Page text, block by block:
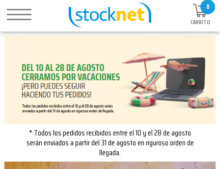
0
CARRITO
* Todos los pedidos recibidos entre el 10 y el 28 de agosto
serán enviados a partir del 31 de agosto en riguroso orden de
llegada.